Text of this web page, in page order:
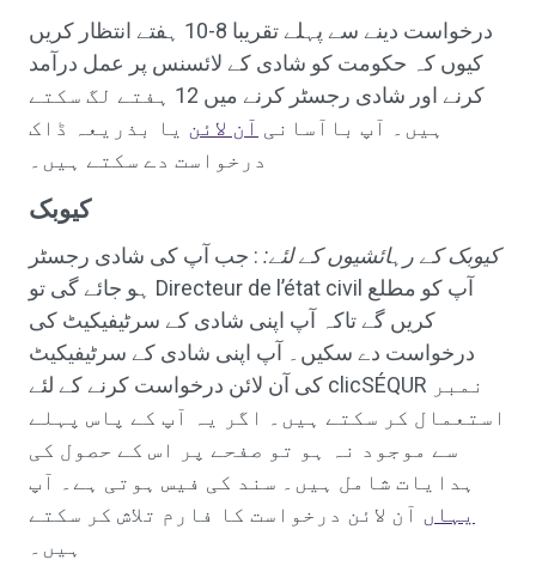
درخواست دینے سے پہلے تقریبا 8-10 ہفتے انتظار کریں
کیوں کہ حکومت کو شادی کے لائسنس پر عمل درآمد
کرنے اور شادی رجسٹر کرنے میں 12 ہفتے لگ سکتے
ہیں۔ آپ باآسانی آن لائن یا بذریعہ ڈاک
درخواست دے سکتے ہیں۔
کیوبک
کیوبک کے رہائشیوں کے لئے: : جب آپ کی شادی رجسٹر
ہو جائے گی تو Directeur de l’état civil آپ کو مطلع
کریں گے تاکہ آپ اپنی شادی کے سرٹیفیکیٹ کی
درخواست دے سکیں۔ آپ اپنی شادی کے سرٹیفیکیٹ
کی آن لائن درخواست کرنے کے لئے clicSÉQUR نمبر
استعمال کر سکتے ہیں۔ اگر یہ آپ کے پاس پہلے
سے موجود نہ ہو تو صفحے پر اس کے حصول کی
ہدایات شامل ہیں۔ سند کی فیس ہوتی ہے۔ آپ
یہاں آن لائن درخواست کا فارم تلاش کر سکتے
ہیں۔